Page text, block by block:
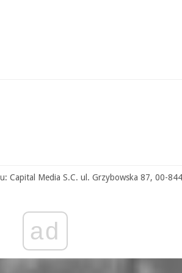
Capital Media S.C. ul. Grzybowska 87, 00-844
ad